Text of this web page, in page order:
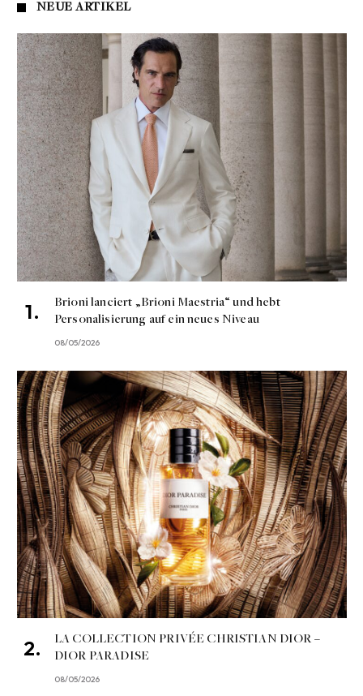
NEUE ARTIKEL
Brioni lanciert „Brioni Maestria“ und hebt
Personalisierung auf ein neues Niveau
08/05/2026
LA COLLECTION PRIVÉE CHRISTIAN DIOR –
DIOR PARADISE
08/05/2026